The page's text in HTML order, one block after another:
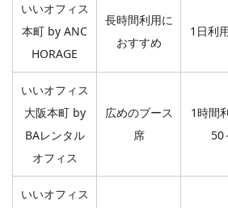
いいオフィス
本町 by ANC
HORAGE
長時間利用に
おすすめ
1日利
いいオフィス
大阪本町 by
BAレンタル
オフィス
広めのブース
席
1時間
50
いいオフィス